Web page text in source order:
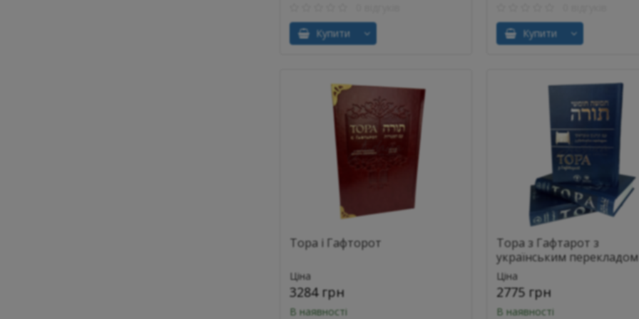
Купити
Купити
Тора і Гафторот
Ціна
3284 грн
В наявності
Тора з Гафтарот з
українським перекладом
Ціна
2775 грн
В наявності